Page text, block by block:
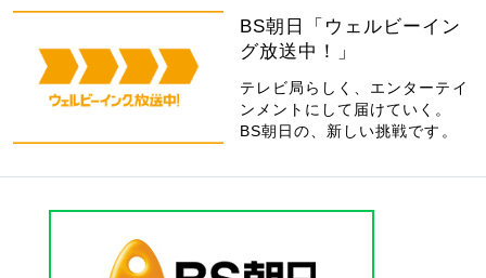
BS朝日「ウェルビーイン
グ放送中！」
テレビ局らしく、エンターテイ
ンメントにして届けていく。
BS朝日の、新しい挑戦です。